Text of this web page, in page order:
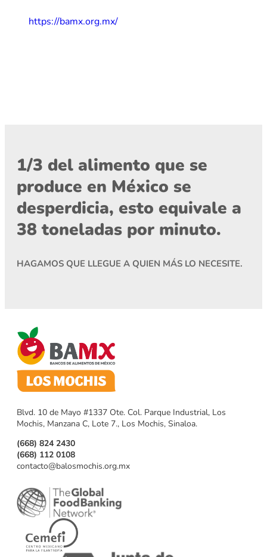
https://bamx.org.mx/
1/3 del alimento que se
produce en México se
desperdicia, esto equivale a
38 toneladas por minuto.
HAGAMOS QUE LLEGUE A QUIEN MÁS LO NECESITE.
Blvd. 10 de Mayo #1337 Ote. Col. Parque Industrial, Los
Mochis, Manzana C, Lote 7., Los Mochis, Sinaloa.
(668) 824 2430
(668) 112 0108
contacto@balosmochis.org.mx